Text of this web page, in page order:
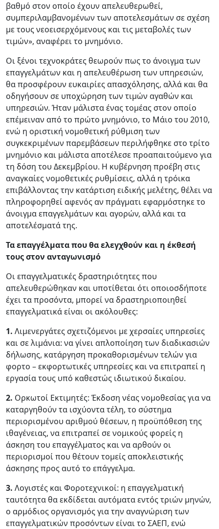
βαθμό στον οποίο έχουν απελευθερωθεί,
συμπεριλαμβανομένων των αποτελεσμάτων σε σχέση
με τους νεοεισερχόμενους και τις μεταβολές των
τιμών», αναφέρει το μνημόνιο.
Οι ξένοι τεχνοκράτες θεωρούν πως το άνοιγμα των
επαγγελμάτων και η απελευθέρωση των υπηρεσιών,
θα προσφέρουν ευκαιρίες απασχόλησης, αλλά και θα
οδηγήσουν σε υποχώρηση των τιμών αγαθών και
υπηρεσιών. Ήταν μάλιστα ένας τομέας στον οποίο
επέμειναν από το πρώτο μνημόνιο, το Μάιο του 2010,
ενώ η οριστική νομοθετική ρύθμιση των
συγκεκριμένων παρεμβάσεων περιλήφθηκε στο τρίτο
μνημόνιο και μάλιστα αποτέλεσε προαπαιτούμενο για
τη δόση του Δεκεμβρίου. Η κυβέρνηση προέβη στις
αναγκαίες νομοθετικές ρυθμίσεις, αλλά η τρόικα
επιβάλλοντας την κατάρτιση ειδικής μελέτης, θέλει να
πληροφορηθεί αφενός αν πράγματι εφαρμόστηκε το
άνοιγμα επαγγελμάτων και αγορών, αλλά και τα
αποτελέσματά της.
Τα επαγγέλματα που θα ελεγχθούν και η έκθεσή
τους στον ανταγωνισμό
Οι επαγγελματικές δραστηριότητες που
απελευθερώθηκαν και υποτίθεται ότι οποιοσδήποτε
έχει τα προσόντα, μπορεί να δραστηριοποιηθεί
επαγγελματικά είναι οι ακόλουθες:
1. Λιμενεργάτες σχετιζόμενοι με χερσαίες υπηρεσίες
και σε λιμάνια: να γίνει απλοποίηση των διαδικασιών
δήλωσης, κατάργηση προκαθορισμένων τελών για
φορτο – εκφορτωτικές υπηρεσίες και να επιτραπεί η
εργασία τους υπό καθεστώς ιδιωτικού δικαίου.
2. Ορκωτοί Εκτιμητές: Έκδοση νέας νομοθεσίας για να
καταργηθούν τα ισχύοντα τέλη, το σύστημα
περιορισμένου αριθμού θέσεων, η προϋπόθεση της
ιθαγένειας, να επιτραπεί σε νομικούς φορείς η
άσκηση του επαγγέλματος και να αρθούν οι
περιορισμοί που θέτουν τομείς αποκλειστικής
άσκησης προς αυτό το επάγγελμα.
3. Λογιστές και Φοροτεχνικοί: η επαγγελματική
ταυτότητα θα εκδίδεται αυτόματα εντός τριών μηνών,
ο αρμόδιος οργανισμός για την αναγνώριση των
επαγγελματικών προσόντων είναι το ΣΑΕΠ, ενώ